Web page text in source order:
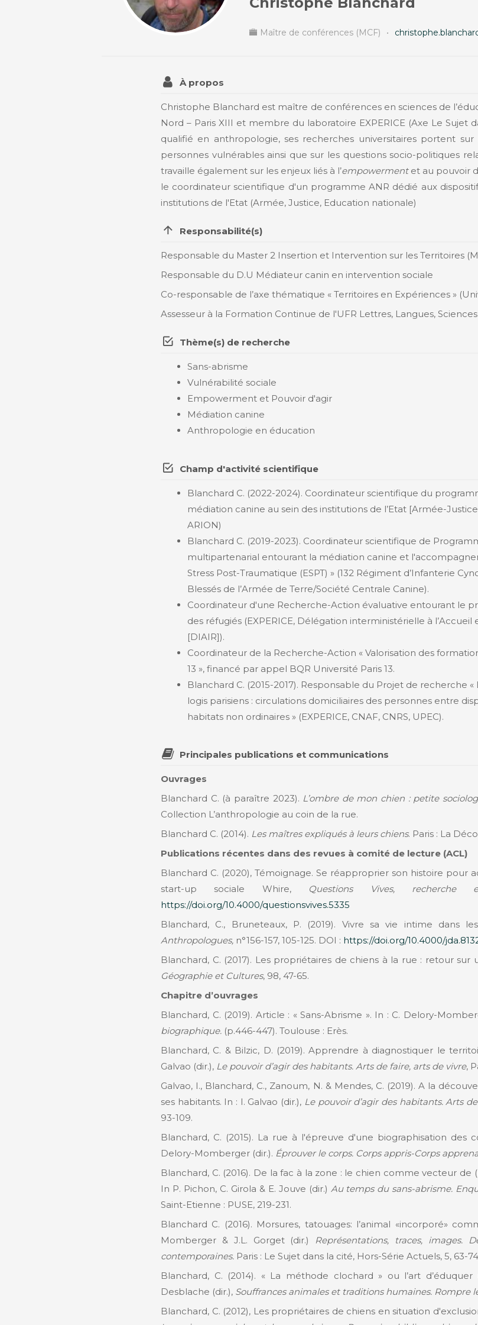
Maître de conférences (MCF) •
À propos
Christophe Blanchard est maître de conférences en sciences de
Nord – Paris XIII et membre du laboratoire EXPERICE (Axe Le Sujet
qualifié en anthropologie, ses recherches universitaires portent
personnes vulnérables ainsi que sur les questions socio-politiques
travaille également sur les enjeux liés à l’empowerment et au pouvoir
le coordinateur scientifique d'un programme ANR dédié aux
institutions de l'Etat (Armée, Justice, Education nationale)
Responsabilité(s)
Responsable du Master 2 Insertion et Intervention sur les Territoires
Responsable du D.U Médiateur canin en intervention sociale
Co-responsable de l’axe thématique « Territoires en Expériences »
Assesseur à la Formation Continue de l'UFR Lettres, Langues,
Thème(s) de recherche
Sans-abrisme
Vulnérabilité sociale
Empowerment et Pouvoir d'agir
Médiation canine
Anthropologie en éducation
Champ d'activité scientifique
Blanchard C. (2022-2024). Coordinateur scientifique du
médiation canine au sein des institutions de l’Etat [Armée-
ARION)
Blanchard C. (2019-2023). Coordinateur scientifique de
multipartenarial entourant la médiation canine et
Stress Post-Traumatique (ESPT) » (132 Régiment d’Infanterie
Blessés de l’Armée de Terre/Société Centrale Canine).
Coordinateur d'une Recherche-Action évaluative entourant le
des réfugiés (EXPERICE, Délégation interministérielle à l’Accueil
[DIAIR]).
Coordinateur de la Recherche-Action « Valorisation des
13 », financé par appel BQR Université Paris 13.
Blanchard C. (2015-2017). Responsable du Projet de recherche «
logis parisiens : circulations domiciliaires des personnes entre
habitats non ordinaires » (EXPERICE, CNAF, CNRS, UPEC).
Principales publications et communications
Ouvrages
Blanchard C. (à paraître 2023). L’ombre de mon chien : petite
Collection L’anthropologie au coin de la rue.
Blanchard C. (2014). Les maîtres expliqués à leurs chiens. Paris : La
Publications récentes dans des revues à comité de lecture (ACL)
Blanchard C. (2020), Témoignage. Se réapproprier son histoire pour
start-up sociale Whire, Questions Vives, recherche
https://doi.org/10.4000/questionsvives.5335
Blanchard, C., Bruneteaux, P. (2019). Vivre sa vie intime dans
Anthropologues, n°156-157, 105-125. DOI : https://doi.org/10.4000/
Blanchard, C. (2017). Les propriétaires de chiens à la rue : retour sur
Géographie et Cultures, 98, 47-65.
Chapitre d’ouvrages
Blanchard, C. (2019). Article : « Sans-Abrisme ». In : C. Delory-
biographique. (p.446-447). Toulouse : Erès.
Blanchard, C. & Bilzic, D. (2019). Apprendre à diagnostiquer le
Galvao (dir.), Le pouvoir d’agir des habitants. Arts de faire, arts de vivre,
Galvao, I., Blanchard, C., Zanoum, N. & Mendes, C. (2019). A la
ses habitants. In : I. Galvao (dir.), Le pouvoir d’agir des habitants. Arts
93-109.
Blanchard, C. (2015). La rue à l'épreuve d'une biographisation des
Delory-Momberger (dir.). Éprouver le corps. Corps appris-Corps
Blanchard, C. (2016). De la fac à la zone : le chien comme vecteur de
In P. Pichon, C. Girola & E. Jouve (dir.) Au temps du sans-abrisme.
Saint-Etienne : PUSE, 219-231.
Blanchard C. (2016). Morsures, tatouages: l’animal «incorporé»
Momberger & J.L. Gorget (dir.) Représentations, traces, images.
contemporaines. Paris : Le Sujet dans la cité, Hors-Série Actuels, 5, 63-
Blanchard, C. (2014). « La méthode clochard » ou l’art
Desblache (dir.), Souffrances animales et traditions humaines. Rompre
Blanchard, C. (2012), Les propriétaires de chiens en situation